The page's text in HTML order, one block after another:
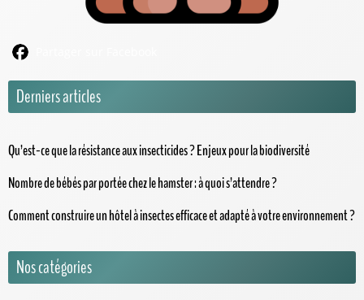
Derniers articles
Qu’est-ce que la résistance aux insecticides ? Enjeux pour la biodiversité
Nombre de bébés par portée chez le hamster : à quoi s’attendre ?
Comment construire un hôtel à insectes efficace et adapté à votre environnement ?
Nos catégories